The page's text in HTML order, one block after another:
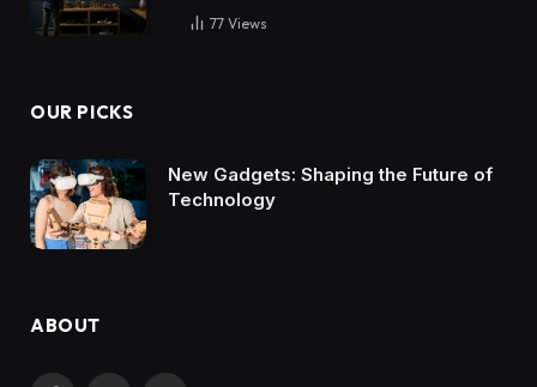
77 Views
OUR PICKS
New Gadgets: Shaping the Future of
Technology
ABOUT